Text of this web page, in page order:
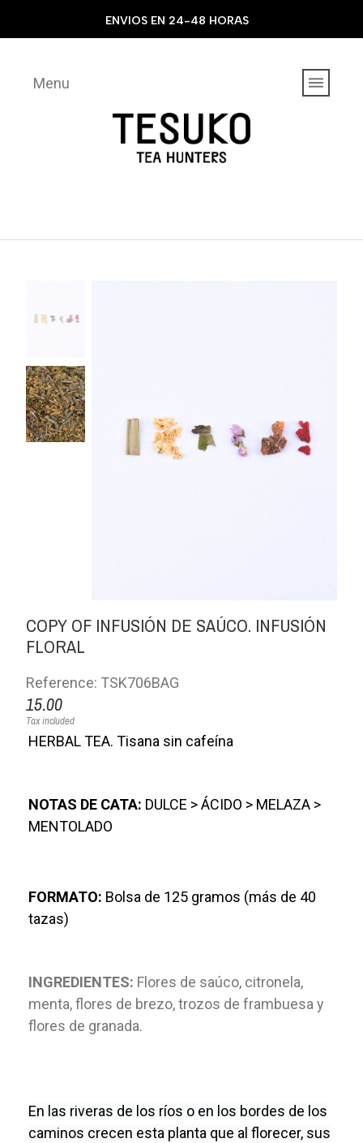
ENVIOS EN 24-48 HORAS
Menu
COPY OF INFUSIÓN DE SAÚCO. INFUSIÓN
FLORAL
Reference: TSK706BAG
15.00
Tax included
HERBAL TEA. Tisana sin cafeína
NOTAS DE CATA: DULCE > ÁCIDO > MELAZA >
MENTOLADO
FORMATO: Bolsa de 125 gramos (más de 40
tazas)
INGREDIENTES: Flores de saúco, citronela,
menta, flores de brezo, trozos de frambuesa y
flores de granada.
En las riveras de los ríos o en los bordes de los
caminos crecen esta planta que al florecer, sus